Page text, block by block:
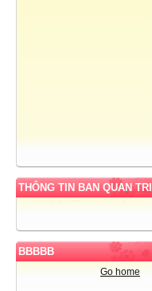
THÔNG TIN BAN QUAN TRI
BBBBB
Go home